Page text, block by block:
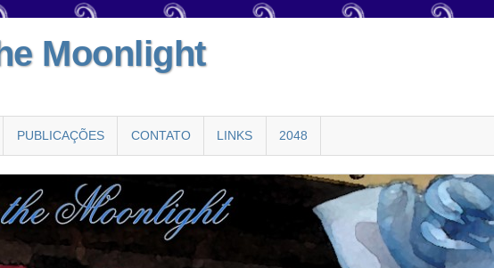
Moonlight
PUBLICAÇÕES CONTATO LINKS 2048